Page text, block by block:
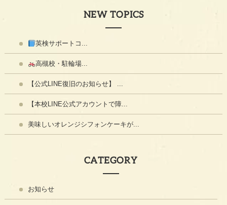
NEW TOPICS
英検サポートコ...
高槻校・駐輪場...
【公式LINE復旧のお知らせ】 ...
【本校LINE公式アカウントで障...
美味しいオレンジシフォンケーキが...
CATEGORY
お知らせ